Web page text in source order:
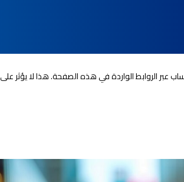
الروابط الواردة في هذه الصفحة. هذا لا يؤثر على